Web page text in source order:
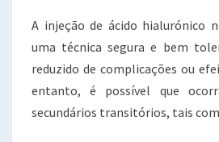
A injeção de ácido hialurónico
uma técnica segura e bem
reduzido de complicações ou
entanto, é possível que
secundários transitórios, tais